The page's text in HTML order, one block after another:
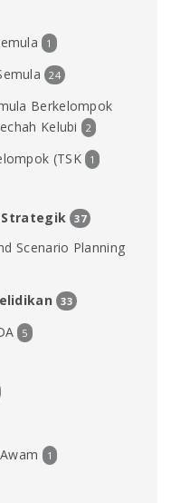
1
24
Berkelompok
Kelubi
2
(TSK 1
Strategik 37
Scenario Planning
33
5
1